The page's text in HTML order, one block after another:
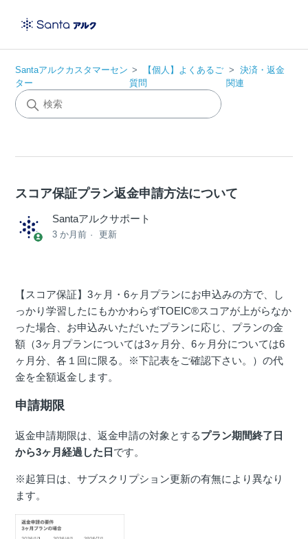
Santaアルクカスタマーセン
ター
【個人】よくあるご
質問
決済・返金
関連
スコア保証プラン返金申請方法について
Santaアルクサポート
3 か月前 更新
【スコア保証】3ヶ月・6ヶ月プランにお申込みの方で、し
っかり学習したにもかかわらずTOEIC®スコアが上がらなか
った場合、お申込みいただいたプランに応じ、プランの金
額（3ヶ月プランについては3ヶ月分、6ヶ月分については6
ヶ月分、各１回に限る。※下記表をご確認下さい。）の代
金を全額返金します。
申請期限
返金申請期限は、返金申請の対象とするプラン期間終了日
から3ヶ月経過した日 です。
※起算日は、サブスクリプション更新の有無により異なり
ます。